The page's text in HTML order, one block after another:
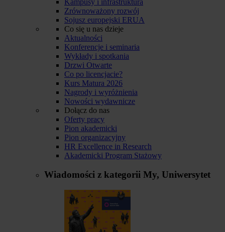
Zrównoważony rozwój
Sojusz europejski ERUA
Co się u nas dzieje
Aktualności
Konferencje i seminaria
Wykłady i spotkania
Drzwi Otwarte
Co po licencjacie?
Kurs Matura 2026
Nagrody i wyróżnienia
Nowości wydawnicze
Dołącz do nas
Oferty pracy
Pion akademicki
Pion organizacyjny
HR Excellence in Research
Akademicki Program Stażowy
Wiadomości z kategorii My, Uniwersytet